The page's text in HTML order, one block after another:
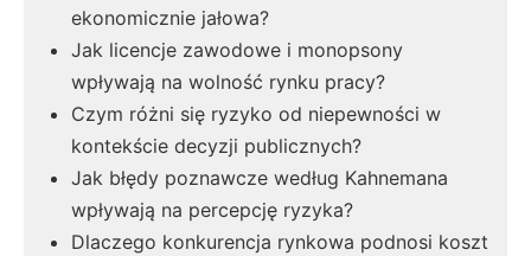
ekonomicznie jałowa?
Jak licencje zawodowe i monopsony
wpływają na wolność rynku pracy?
Czym różni się ryzyko od niepewności w
kontekście decyzji publicznych?
Jak błędy poznawcze według Kahnemana
wpływają na percepcję ryzyka?
Dlaczego konkurencja rynkowa podnosi koszt